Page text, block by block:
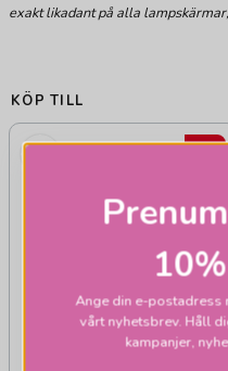
exakt likadant på alla
KÖP TILL
22%
Ange din e-postadress
vårt nyhetsbrev. Håll
kampanjer,